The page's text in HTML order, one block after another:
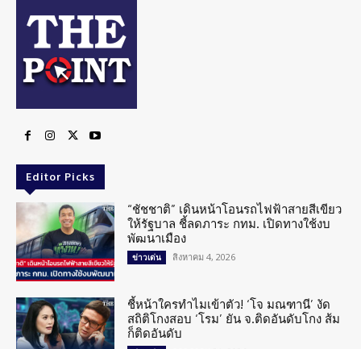
Editor Picks
“ชัชชาติ” เดินหน้าโอนรถไฟฟ้าสายสีเขียว
ให้รัฐบาล ชี้ลดภาระ กทม. เปิดทางใช้งบ
พัฒนาเมือง
ข่าวเด่น สิงหาคม 4, 2026
ชี้หน้าใครทำไมเข้าตัว! ‘โจ มณฑานี’ งัด
สถิติโกงสอบ ‘โรม’ ยัน จ.ติดอันดับโกง ส้ม
ก็ติดอันดับ